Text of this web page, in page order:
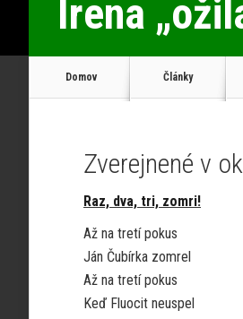
Irena
Domov Články
Zverejnené v
Raz, dva, tri, zomri!
Až na tretí pokus
Ján Čubírka zomrel
Až na tretí pokus
Keď Fluocit neuspel